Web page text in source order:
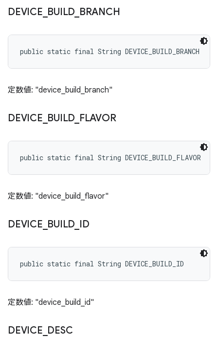
DEVICE BUILD BRANCH
public static final String DEVICE_BUILD_BRANCH
定数値: "device_build_branch"
DEVICE BUILD FLAVOR
public static final String DEVICE_BUILD_FLAVOR
定数値: "device_build_flavor"
DEVICE BUILD ID
public static final String DEVICE_BUILD_ID
定数値: "device_build_id"
DEVICE DESC